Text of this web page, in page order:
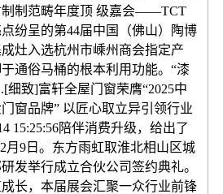
制制范畴年度顶 级嘉会——TCT
纷呈的第44届中国（佛山）陶博
灶入选杭州市嵊州商会指定产
通俗马桶的根本利用功能。“漆
细致]富轩全屋门窗荣膺“2025中
窗品牌” 以匠心取立异引领行业
15:25:56陪伴消费升级，给出了
9日。东方雨虹取淮北相山区城
发举行成立合伙公司签约典礼。
长，本届展会汇聚一众行业前锋